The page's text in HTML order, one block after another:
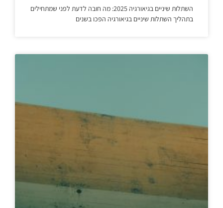
השתלות שיניים בגיאורגיה 2025: מה חובה לדעת לפני שמתחילים
בתהליך השתלות שיניים בגיאורגיה הפכו בשנים